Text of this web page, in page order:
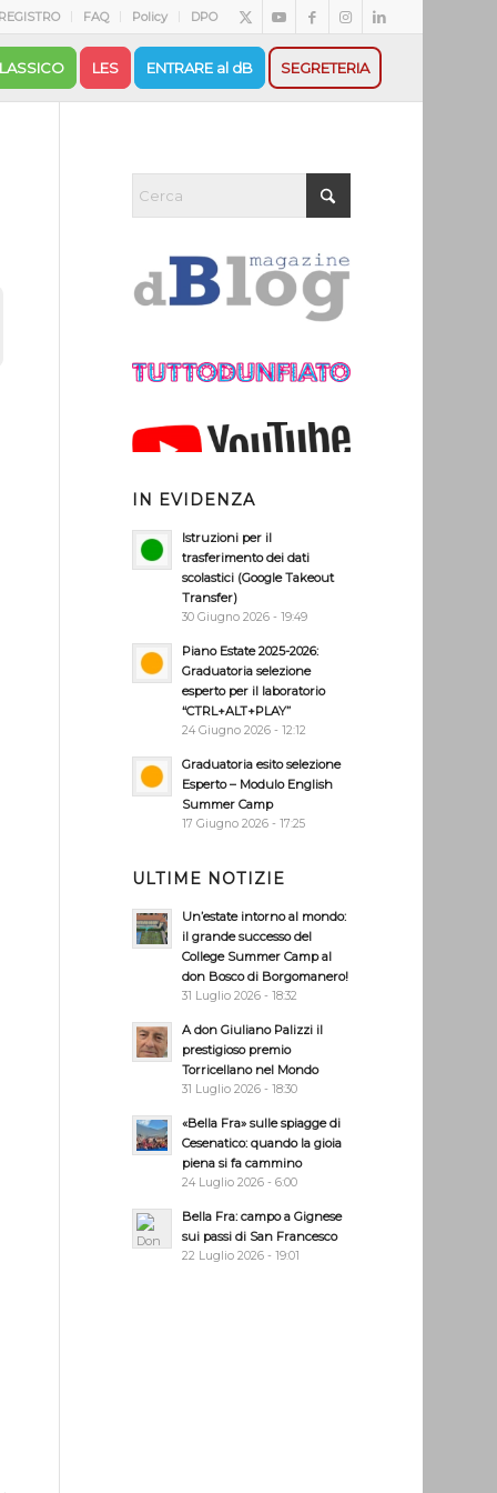
FAQ Policy DPO
LES ENTRARE al dB SEGRETERIA
IN EVIDENZA
Istruzioni per il
trasferimento dei dati
scolastici (Google Takeout
Transfer)
30 Giugno 2026 - 19:49
Piano Estate 2025-2026:
Graduatoria selezione
esperto per il laboratorio
“CTRL+ALT+PLAY”
24 Giugno 2026 - 12:12
Graduatoria esito selezione
Esperto – Modulo English
Summer Camp
17 Giugno 2026 - 17:25
ULTIME NOTIZIE
Un’estate intorno al mondo:
il grande successo del
College Summer Camp al
don Bosco di Borgomanero!
31 Luglio 2026 - 18:32
A don Giuliano Palizzi il
prestigioso premio
Torricellano nel Mondo
31 Luglio 2026 - 18:30
«Bella Fra» sulle spiagge di
Cesenatico: quando la gioia
piena si fa cammino
24 Luglio 2026 - 6:00
Bella Fra: campo a Gignese
sui passi di San Francesco
22 Luglio 2026 - 19:01